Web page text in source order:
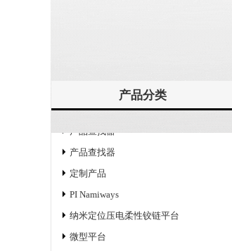
产品分类
产品查找器
产品查找器
定制产品
PI Namiways
纳米定位压电柔性铰链平台
微型平台